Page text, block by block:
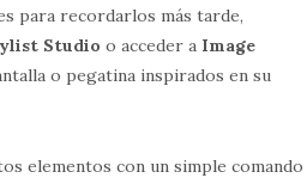
para recordarlos más tarde,
Studio o acceder a Image
o pegatina inspirados en su
elementos con un simple comando